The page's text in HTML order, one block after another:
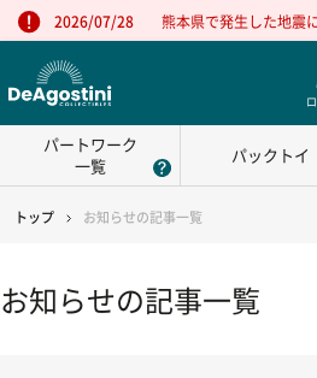
2026/07/28 熊本県で発生した地震
パートワーク
一覧
パックトイ
トップ お知らせの記事一覧
お知らせの記事一覧